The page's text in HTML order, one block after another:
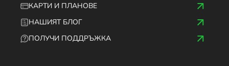
КАРТИ И ПЛАНОВЕ
НАШИЯТ БЛОГ
ПОЛУЧИ ПОДДРЪЖКА